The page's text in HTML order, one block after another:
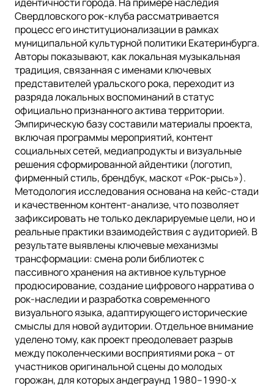
Свердловского рок-клуба рассматривается
процесс его институционализации в рамках
муниципальной культурной политики Екатеринбурга.
Авторы показывают, как локальная музыкальная
традиция, связанная с именами ключевых
представителей уральского рока, переходит из
разряда локальных воспоминаний в статус
официально признанного актива территории.
Эмпирическую базу составили материалы проекта,
включая программы мероприятий, контент
социальных сетей, медиапродукты и визуальные
решения сформированной айдентики (логотип,
фирменный стиль, брендбук, маскот «Рок-рысь»).
Методология исследования основана на кейс-стади
и качественном контент-анализе, что позволяет
зафиксировать не только декларируемые цели, но и
реальные практики взаимодействия с аудиторией. В
результате выявлены ключевые механизмы
трансформации: смена роли библиотек с
пассивного хранения на активное культурное
продюсирование, создание цифрового нарратива о
рок-наследии и разработка современного
визуального языка, адаптирующего исторические
смыслы для новой аудитории. Отдельное внимание
уделено тому, как проект преодолевает разрыв
между поколенческими восприятиями рока – от
участников оригинальной сцены до молодых
горожан, для которых андеграунд 1980–1990-х